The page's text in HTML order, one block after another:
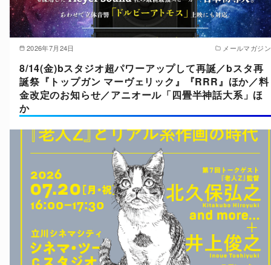
2026年7月24日 メールマガジン
8/14(金)bスタジオ超パワーアップして再誕／bスタ再
誕祭『トップガン マーヴェリック』『RRR』ほか／料
金改定のお知らせ／アニオール「四畳半神話大系」ほ
か